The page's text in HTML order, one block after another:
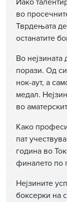
Иако
во
Тврдењата
останатите
Во
порази. Од
нок-аут, а
медал.
во
Како
пат
година во
финалето по
Нејзините
боксерки на